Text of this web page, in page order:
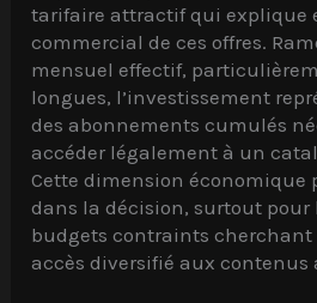
tarifaire attractif qui explique
commercial de ces offres.
mensuel effectif,
longues, l’investissement
des abonnements cumulés
accéder légalement à un
Cette dimension économique
dans la décision, surtout pour
budgets contraints
accès diversifié aux contenus